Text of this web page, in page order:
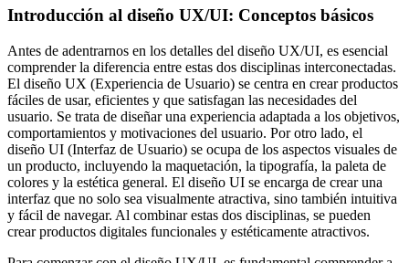
de
Mercadeo
Interactivo,
Medios,
Publicidad,
Marketing,
Campañas
Publicitarias,
Agencias,
Empresas,
Negocios,
Tendencias,
Trendings,
Dinero,
Economía,
Diseño
Introducción al diseño UX/UI: Conceptos básicos
Antes de adentrarnos en los detalles del diseño UX/UI, es esencial
comprender la diferencia entre estas dos disciplinas interconectadas.
El diseño UX (Experiencia de Usuario) se centra en crear productos
fáciles de usar, eficientes y que satisfagan las necesidades del
usuario. Se trata de diseñar una experiencia adaptada a los objetivos,
comportamientos y motivaciones del usuario. Por otro lado, el
diseño UI (Interfaz de Usuario) se ocupa de los aspectos visuales de
un producto, incluyendo la maquetación, la tipografía, la paleta de
colores y la estética general. El diseño UI se encarga de crear una
interfaz que no solo sea visualmente atractiva, sino también intuitiva
y fácil de navegar. Al combinar estas dos disciplinas, se pueden
crear productos digitales funcionales y estéticamente atractivos.